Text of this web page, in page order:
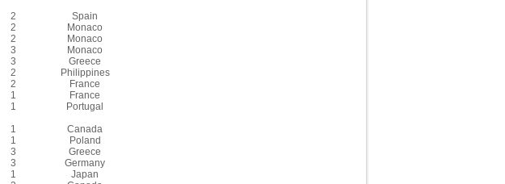
2
Spain
2
Monaco
2
Monaco
3
Monaco
3
Greece
2
Philippines
2
France
1
France
1
Portugal
1
Canada
1
Poland
3
Greece
3
Germany
1
Japan